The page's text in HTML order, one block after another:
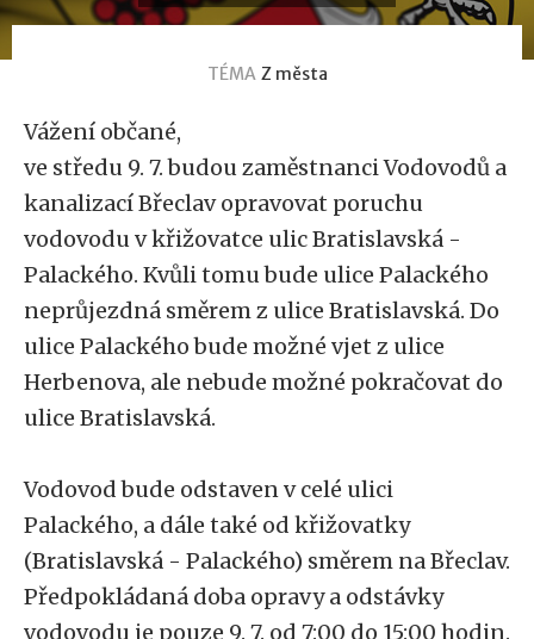
TÉMA Z města
Vážení občané,
ve středu 9. 7. budou zaměstnanci Vodovodů a
kanalizací Břeclav opravovat poruchu
vodovodu v křižovatce ulic Bratislavská -
Palackého. Kvůli tomu bude ulice Palackého
neprůjezdná směrem z ulice Bratislavská. Do
ulice Palackého bude možné vjet z ulice
Herbenova, ale nebude možné pokračovat do
ulice Bratislavská.
Vodovod bude odstaven v celé ulici
Palackého, a dále také od křižovatky
(Bratislavská - Palackého) směrem na Břeclav.
Předpokládaná doba opravy a odstávky
vodovodu je pouze 9. 7. od 7:00 do 15:00 hodin.